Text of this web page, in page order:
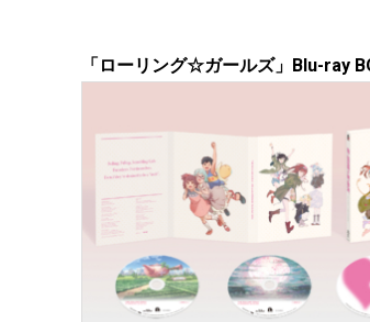
「ローリング☆ガールズ」Blu-ray